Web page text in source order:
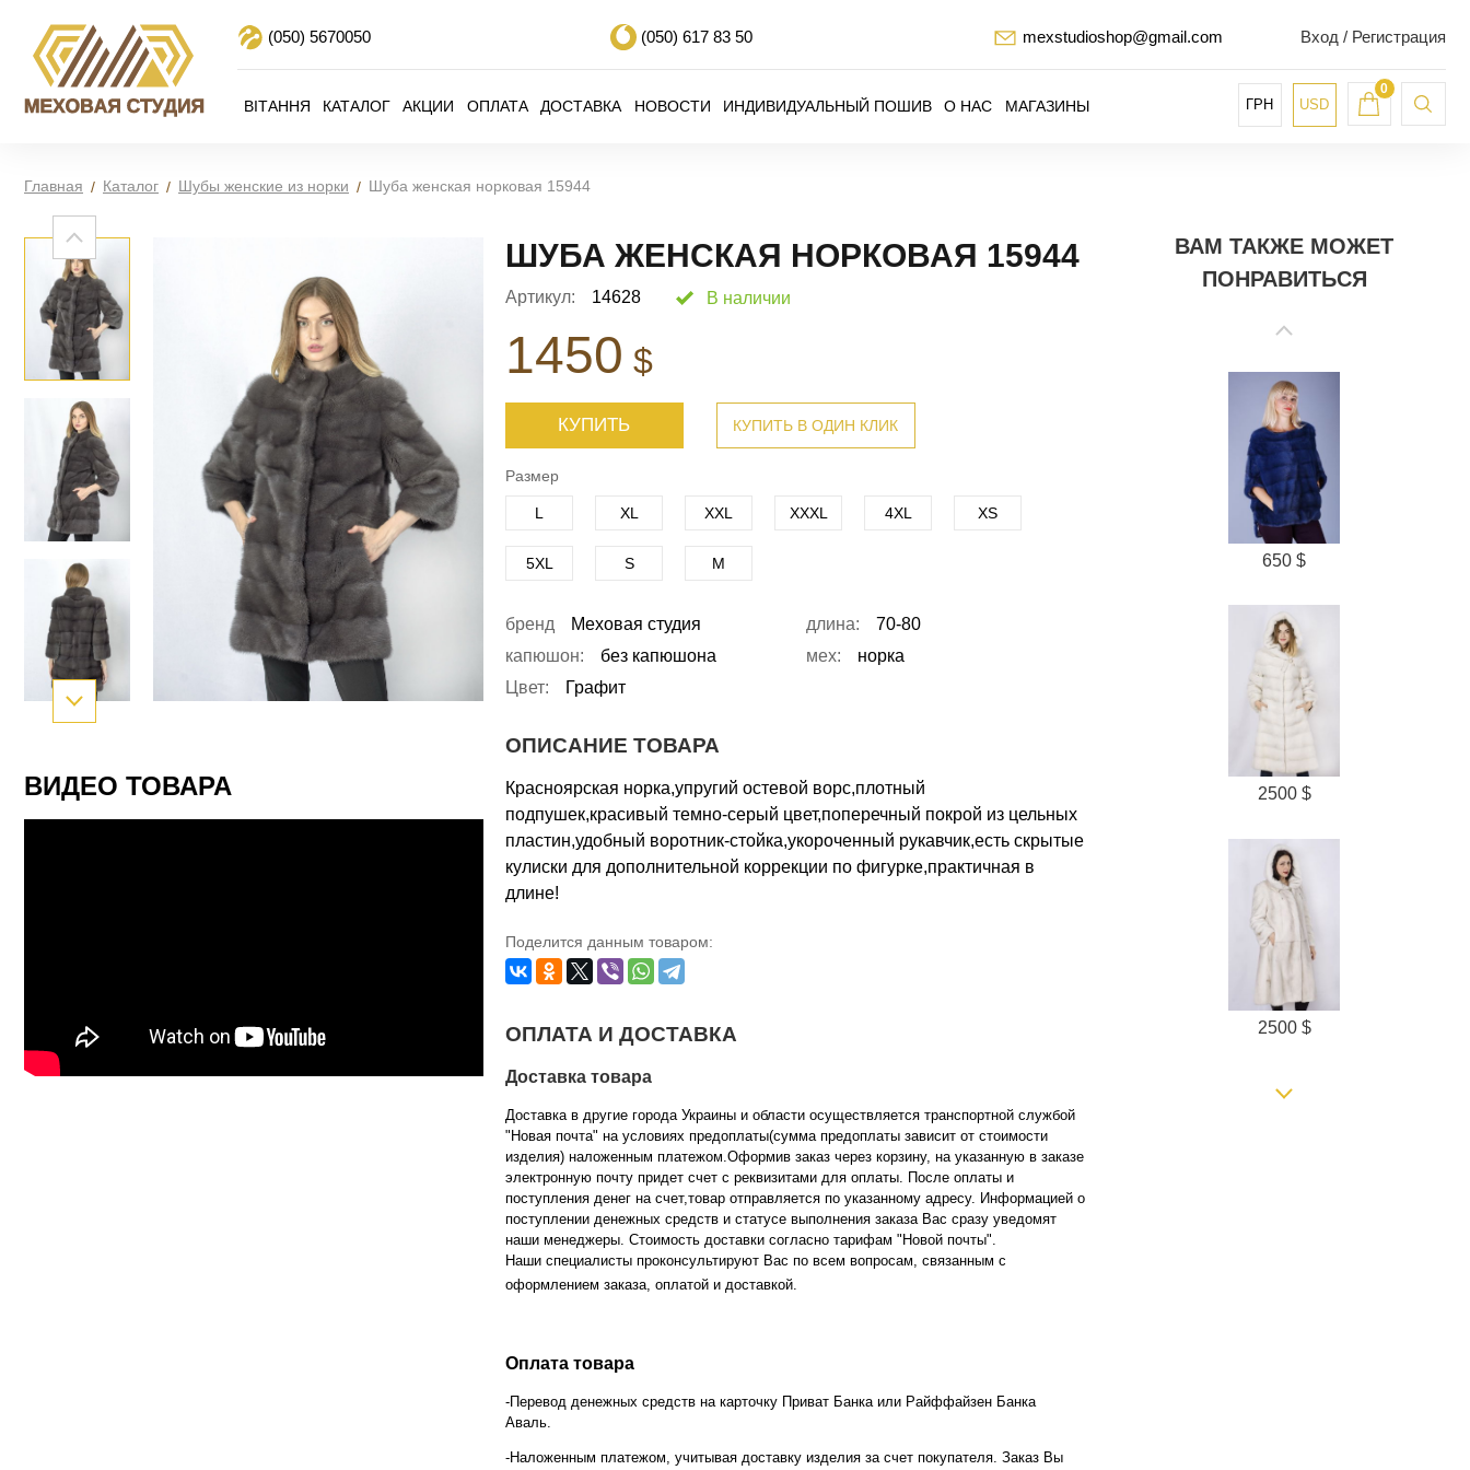
(050) 5670050 (050) 617 83 50 mexstudioshop@gmail.com Вход / Регистрация
ВІТАННЯ КАТАЛОГ АКЦИИ ОПЛАТА ДОСТАВКА НОВОСТИ ИНДИВИДУАЛЬНЫЙ ПОШИВ О НАС МАГАЗИНЫ ГРН USD
0
Главная Каталог Шубы женские из норки Шуба женская норковая 15944
ВИДЕО ТОВАРА
ШУБА ЖЕНСКАЯ НОРКОВАЯ 15944
Артикул: 14628 В наличии
1450 $
КУПИТЬ КУПИТЬ В ОДИН КЛИК
Размер
L XL XXL XXXL 4XL XS
5XL S M
бренд Меховая студия длина:
70-80
капюшон:
без капюшона мех:
норка
Цвет:
Графит
ОПИСАНИЕ ТОВАРА
Красноярская норка,упругий остевой ворс,плотный
подпушек,красивый темно-серый цвет,поперечный покрой из цельных
пластин,удобный воротник-стойка,укороченный рукавчик,есть скрытые
кулиски для дополнительной коррекции по фигурке,практичная в
длине!
Поделится данным товаром:
ОПЛАТА И ДОСТАВКА
Доставка товара
Доставка в другие города Украины и области осуществляется транспортной службой
"Новая почта" на условиях предоплаты(сумма предоплаты зависит от стоимости
изделия) наложенным платежом.Оформив заказ через корзину, на указанную в заказе
электронную почту придет счет с реквизитами для оплаты. После оплаты и
поступления денег на счет,товар отправляется по указанному адресу. Информацией о
поступлении денежных средств и статусе выполнения заказа Вас сразу уведомят
наши менеджеры. Стоимость доставки согласно тарифам "Новой почты".
Наши специалисты проконсультируют Вас по всем вопросам, связанным с
оформлением заказа, оплатой и доставкой.
Оплата товара
-Перевод денежных средств на карточку Приват Банка или Райффайзен Банка
Аваль.
-Наложенным платежом, учитывая доставку изделия за счет покупателя. Заказ Вы
ВАМ ТАКЖЕ МОЖЕТ
ПОНРАВИТЬСЯ
650 $
2500 $
2500 $